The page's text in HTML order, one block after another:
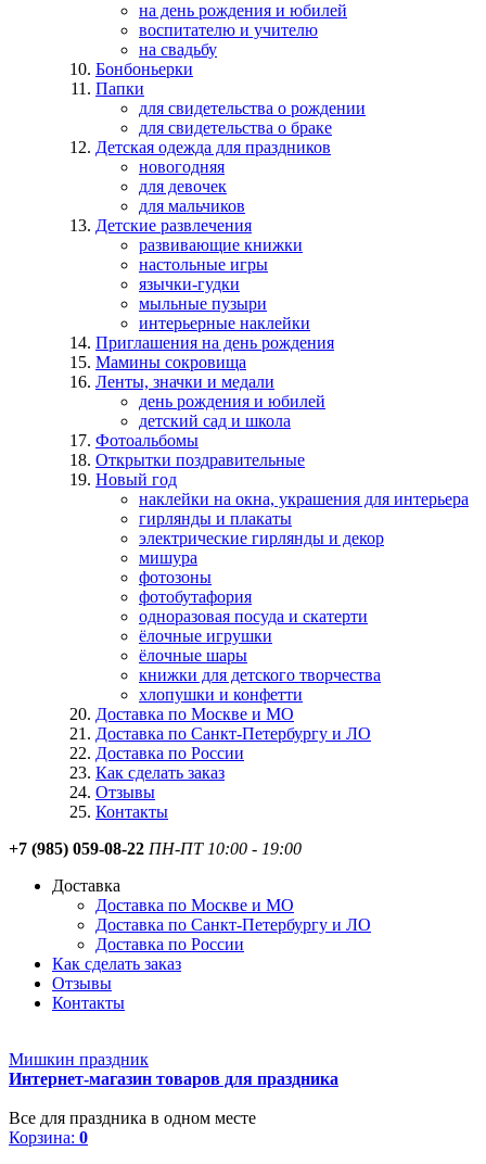
на день рождения и юбилей
воспитателю и учителю
на свадьбу
Бонбоньерки
Папки
для свидетельства о рождении
для свидетельства о браке
Детская одежда для праздников
новогодняя
для девочек
для мальчиков
Детские развлечения
развивающие книжки
настольные игры
язычки-гудки
мыльные пузыри
интерьерные наклейки
Приглашения на день рождения
Мамины сокровища
Ленты, значки и медали
день рождения и юбилей
детский сад и школа
Фотоальбомы
Открытки поздравительные
Новый год
наклейки на окна, украшения для интерьера
гирлянды и плакаты
электрические гирлянды и декор
мишура
фотозоны
фотобутафория
одноразовая посуда и скатерти
ёлочные игрушки
ёлочные шары
книжки для детского творчества
хлопушки и конфетти
Доставка по Москве и МО
Доставка по Санкт-Петербургу и ЛО
Доставка по России
Как сделать заказ
Отзывы
Контакты
+7 (985) 059-08-22 ПН-ПТ 10:00 - 19:00
Доставка
Доставка по Москве и МО
Доставка по Санкт-Петербургу и ЛО
Доставка по России
Как сделать заказ
Отзывы
Контакты
Мишкин праздник
Интернет-магазин товаров для праздника
Все для праздника в одном месте
Корзина: 0